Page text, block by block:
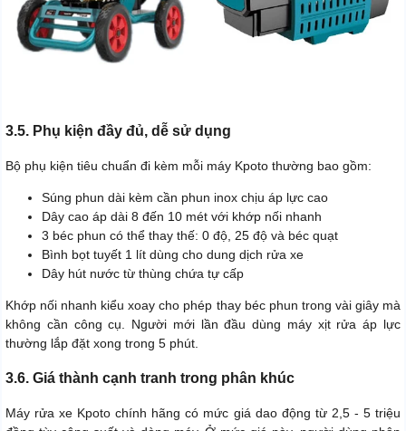
3.5. Phụ kiện đầy đủ, dễ sử dụng
Bộ phụ kiện tiêu chuẩn đi kèm mỗi máy Kpoto thường bao gồm:
Súng phun dài kèm cần phun inox chịu áp lực cao
Dây cao áp dài 8 đến 10 mét với khớp nối nhanh
3 béc phun có thể thay thế: 0 độ, 25 độ và béc quạt
Bình bọt tuyết 1 lít dùng cho dung dịch rửa xe
Dây hút nước từ thùng chứa tự cấp
Khớp nối nhanh kiểu xoay cho phép thay béc phun trong vài giây mà
không cần công cụ. Người mới lần đầu dùng máy xịt rửa áp lực
thường lắp đặt xong trong 5 phút.
3.6. Giá thành cạnh tranh trong phân khúc
Máy rửa xe Kpoto chính hãng có mức giá dao động từ 2,5 - 5 triệu